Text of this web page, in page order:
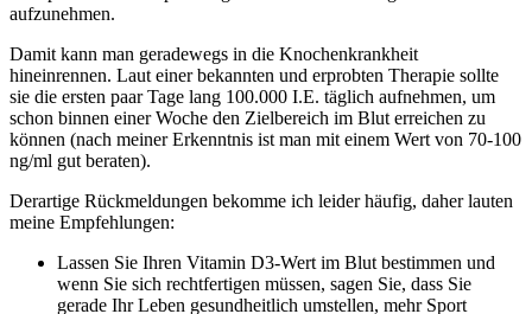
aufzunehmen.
Damit kann man geradewegs in die Knochenkrankheit
hineinrennen. Laut einer bekannten und erprobten Therapie sollte
sie die ersten paar Tage lang 100.000 I.E. täglich aufnehmen, um
schon binnen einer Woche den Zielbereich im Blut erreichen zu
können (nach meiner Erkenntnis ist man mit einem Wert von 70-100
ng/ml gut beraten).
Derartige Rückmeldungen bekomme ich leider häufig, daher lauten
meine Empfehlungen:
Lassen Sie Ihren Vitamin D3-Wert im Blut bestimmen und
wenn Sie sich rechtfertigen müssen, sagen Sie, dass Sie
gerade Ihr Leben gesundheitlich umstellen, mehr Sport